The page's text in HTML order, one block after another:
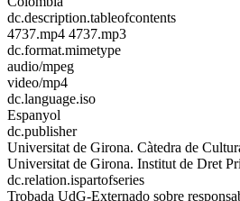
dc.description.tableofcontents
4737.mp4 4737.mp3
dc.format.mimetype
audio/mpeg
video/mp4
dc.language.iso
Espanyol
dc.publisher
Universitat de Girona. Càtedra de
Universitat de Girona. Institut de Dret
dc.relation.ispartofseries
Trobada UdG-Externado sobre